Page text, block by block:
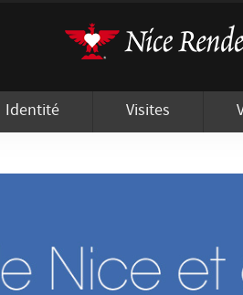
Identité Visites